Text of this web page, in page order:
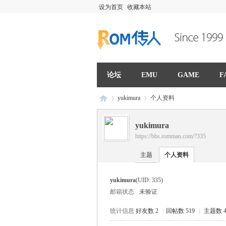
设为首页 收藏本站
论坛 EMU GAME
›
yukimura
›
个人资料
yukimura
https://bbs.romman.com/?335
主题 个人资料
yukimura(UID: 335)
邮箱状态
未验证
统计信息 好友数 2 回帖数 519 主题数 4